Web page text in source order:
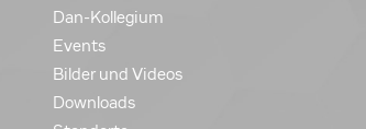
Dan-Kollegium
Events
Bilder und Videos
Downloads